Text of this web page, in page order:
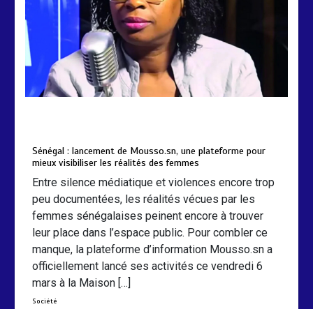
Sénégal : lancement de Mousso.sn, une plateforme pour
mieux visibiliser les réalités des femmes
Entre silence médiatique et violences encore trop
peu documentées, les réalités vécues par les
femmes sénégalaises peinent encore à trouver
leur place dans l’espace public. Pour combler ce
manque, la plateforme d’information Mousso.sn a
officiellement lancé ses activités ce vendredi 6
mars à la Maison […]
Société